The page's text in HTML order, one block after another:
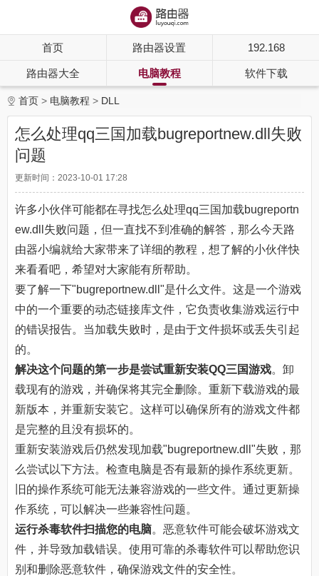
首页 路由器设置 192.168
路由器大全 电脑教程 软件下载
首页 电脑教程 DLL
怎么处理qq三国加载bugreportnew.dll失败
问题
更新时间：2023-10-01 17:28
许多小伙伴可能都在寻找怎么处理qq三国加载bugreportn
ew.dll失败问题，但一直找不到准确的解答，那么今天路
由器小编就给大家带来了详细的教程，想了解的小伙伴快
来看看吧，希望对大家能有所帮助。
要了解一下"bugreportnew.dll"是什么文件。这是一个游戏
中的一个重要的动态链接库文件，它负责收集游戏运行中
的错误报告。当加载失败时，是由于文件损坏或丢失引起
的。
解决这个问题的第一步是尝试重新安装QQ三国游戏。卸
载现有的游戏，并确保将其完全删除。重新下载游戏的最
新版本，并重新安装它。这样可以确保所有的游戏文件都
是完整的且没有损坏的。
重新安装游戏后仍然发现加载"bugreportnew.dll"失败，那
么尝试以下方法。检查电脑是否有最新的操作系统更新。
旧的操作系统可能无法兼容游戏的一些文件。通过更新操
作系统，可以解决一些兼容性问题。
运行杀毒软件扫描您的电脑。恶意软件可能会破坏游戏文
件，并导致加载错误。使用可靠的杀毒软件可以帮助您识
别和删除恶意软件，确保游戏文件的安全性。